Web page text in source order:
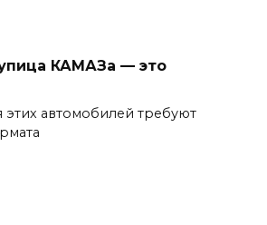
КАМАЗа — это
этих автомобилей требуют